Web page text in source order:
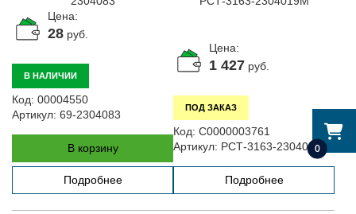
0
Цена:
28 руб.
В НАЛИЧИИ
Код: 00004550
Артикул: 69-2304083
В корзину
Подробнее
Цена:
1 427 руб.
ПОД ЗАКАЗ
Код: С0000003761
Артикул: РСТ-3163-2304019М
Подробнее